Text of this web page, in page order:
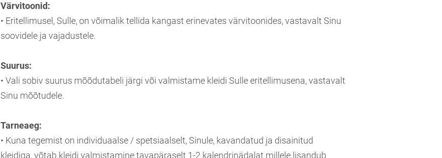
Värvitoonid:
• Eritellimusel, Sulle, on võimalik tellida kangast erinevates värvitoonides, vastavalt Sinu
soovidele ja vajadustele.
Suurus:
• Vali sobiv suurus mõõdutabeli järgi või valmistame kleidi Sulle eritellimusena, vastavalt
Sinu mõõtudele.
Tarneaeg:
• Kuna tegemist on individuaalse / spetsiaalselt, Sinule, kavandatud ja disainitud
kleidiga, võtab kleidi valmistamine tavapäraselt 1-2 kalendrinädalat millele lisandub